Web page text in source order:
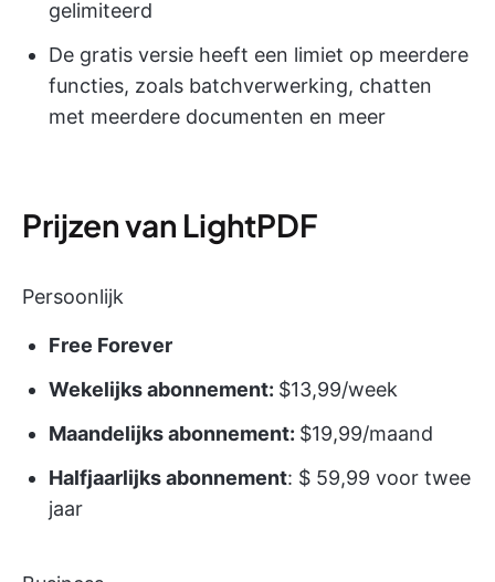
gelimiteerd
De gratis versie heeft een limiet op meerdere
functies, zoals batchverwerking, chatten
met meerdere documenten en meer
Prijzen van LightPDF
Persoonlijk
Free Forever
Wekelijks abonnement: $13,99/week
Maandelijks abonnement: $19,99/maand
Halfjaarlijks abonnement: $ 59,99 voor twee
jaar